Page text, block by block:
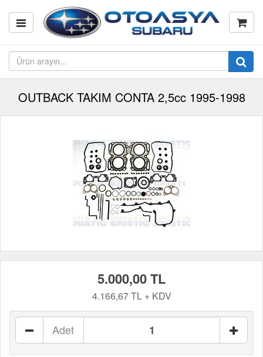
OUTBACK TAKIM CONTA 2,5cc 1995-1998
5.000,00 TL
4.166,67 TL + KDV
Adet